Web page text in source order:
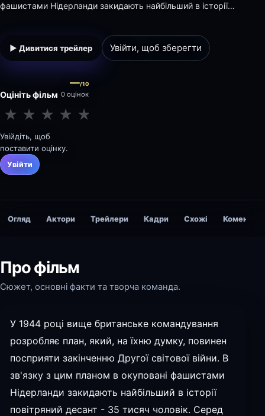
фашистами Нідерланди закидають найбільший в історії
кодовою назвою «Сірникова коробка»,…
▶ Дивитися трейлер Увійти, щоб зберегти
Оцініть фільм
—/10
0 оцінок
★ ★ ★ ★ ★
Увійдіть, щоб
поставити оцінку.
Увійти
Огляд Актори Трейлери Кадри Схожі Коментарі
Про фільм
Сюжет, основні факти та творча команда.
У 1944 році вище британське командування
розробляє план, який, на їхню думку, повинен
посприяти закінченню Другої світової війни. В
зв'язку з цим планом в окуповані фашистами
Нідерланди закидають найбільший в історії
повітряний десант - 35 тисяч чоловік. Серед